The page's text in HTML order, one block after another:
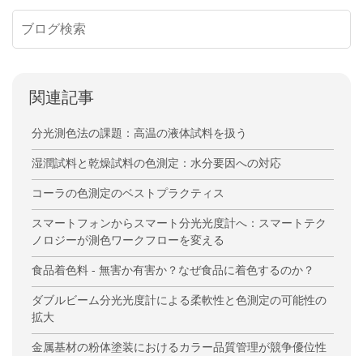
関連記事
分光測色法の課題：高温の液体試料を扱う
湿潤試料と乾燥試料の色測定：水分要因への対応
コーラの色測定のベストプラクティス
スマートフォンからスマート分光光度計へ：スマートテク
ノロジーが測色ワークフローを変える
食品着色料 - 無害か有害か？なぜ食品に着色するのか？
ダブルビーム分光光度計による柔軟性と色測定の可能性の
拡大
金属基材の粉体塗装におけるカラー品質管理が競争優位性